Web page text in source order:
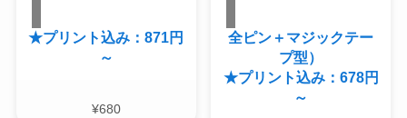
★プリント込み：871円
～
¥680
全ピン＋マジックテー
プ型）
★プリント込み：678円
～